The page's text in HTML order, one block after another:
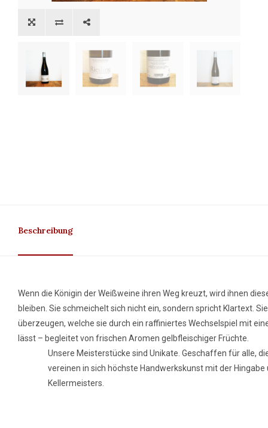
Beschreibung
Wenn die Königin der Weißweine ihren Weg kreuzt, wird ihnen
bleiben. Sie schmeichelt sich nicht ein, sondern spricht Klartext.
überzeugen, welche sie durch ein raffiniertes Wechselspiel mit
lässt – begleitet von frischen Aromen gelbfleischiger Früchte.
Unsere Meisterstücke sind Unikate. Geschaffen für alle,
vereinen in sich höchste Handwerkskunst mit der
Kellermeisters.